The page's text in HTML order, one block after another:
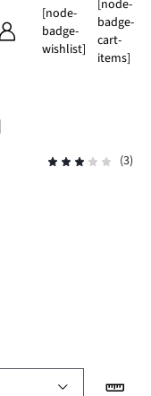
[node-
badge-
wishlist]
[node-
badge-
cart-
items]
(3)